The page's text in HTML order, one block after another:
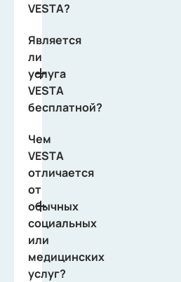
VESTA?
Является
ли
услуга
VESTA
бесплатной?
Чем
VESTA
отличается
от
обычных
социальных
или
медицинских
услуг?